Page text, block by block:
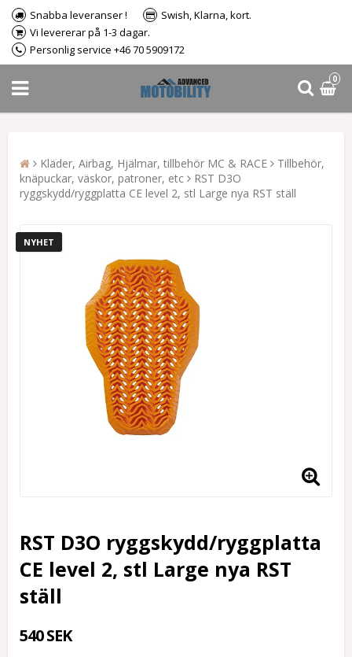
Snabba leveranser !
Swish, Klarna, kort.
Vi levererar på 1-3 dagar.
Personlig service +46 70 5909172
0
Kläder, Airbag, Hjälmar, tillbehör MC & RACE
Tillbehör,
knäpuckar, väskor, patroner, etc
RST D3O
ryggskydd/ryggplatta CE level 2, stl Large nya RST ställ
NYHET
RST D3O ryggskydd/ryggplatta
CE level 2, stl Large nya RST
ställ
540 SEK